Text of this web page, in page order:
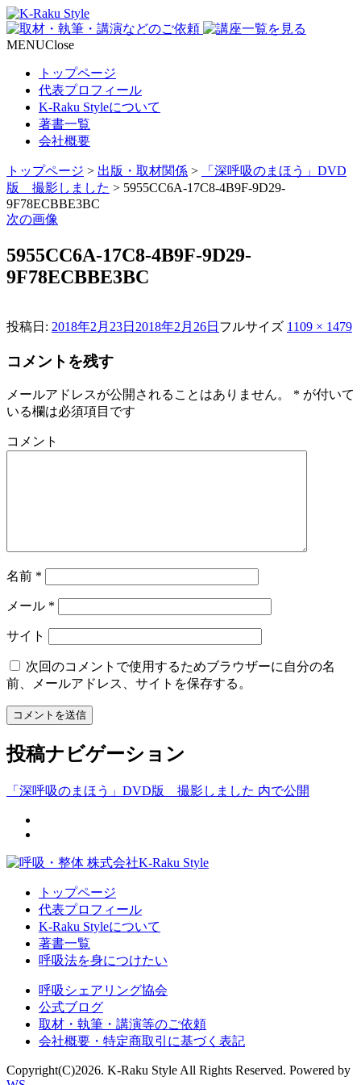
MENUClose
トップページ
代表プロフィール
K-Raku Styleについて
著書一覧
会社概要
トップページ > 出版・取材関係 >
「深呼吸のまほう」DVD
版 撮影しました > 5955CC6A-17C8-4B9F-9D29-
9F78ECBBE3BC
次の画像
5955CC6A-17C8-4B9F-9D29-
9F78ECBBE3BC
投稿日: 2018年2月23日 2018年2月26日 フルサイズ 1109 × 1479
コメントを残す
メールアドレスが公開されることはありません。 * が付いて
いる欄は必須項目です
コメント
名前 *
メール *
サイト
次回のコメントで使用するためブラウザーに自分の名
前、メールアドレス、サイトを保存する。
投稿ナビゲーション
「深呼吸のまほう」DVD版 撮影しました 内で公開
トップページ
代表プロフィール
K-Raku Styleについて
著書一覧
呼吸法を身につけたい
呼吸シェアリング協会
公式ブログ
取材・執筆・講演等のご依頼
会社概要・特定商取引に基づく表記
Copyright(C)2026. K-Raku Style All Rights Reserved. Powered by